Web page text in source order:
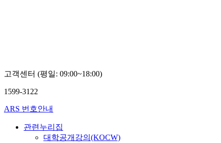
고객센터 (평일: 09:00~18:00)
1599-3122
ARS 번호안내
관련누리집
대학공개강의(KOCW)